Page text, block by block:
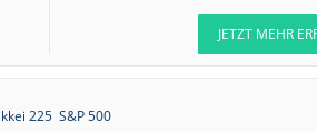
JETZT MEHR
225 S&P 500